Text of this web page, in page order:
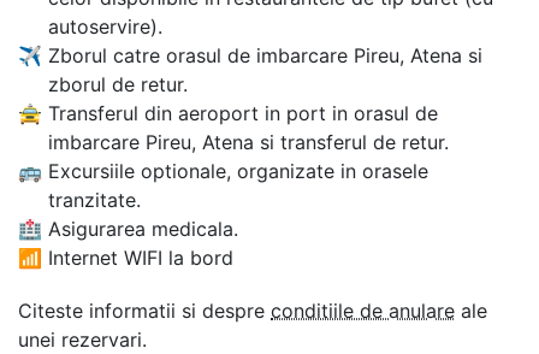
autoservire).
✈ Zborul catre orasul de imbarcare Pireu, Atena si
zborul de retur.
🚖 Transferul din aeroport in port in orasul de
imbarcare Pireu, Atena si transferul de retur.
🚌 Excursiile optionale, organizate in orasele
tranzitate.
🏥 Asigurarea medicala.
📶 Internet WIFI la bord
Citeste informatii si despre conditiile de anulare ale
unei rezervari.